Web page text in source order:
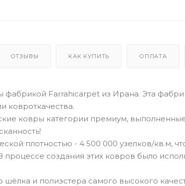
ОТЗЫВЫ КАК КУПИТЬ ОПЛАТА
фабрикой Farrahicarpet из Ирана. Эта
ковроткачества.
ковры категории премиум,
плотностью - 4 500 000 узелков/кв.м,
процессе создания этих ковров было
и полиэстера самого высокого